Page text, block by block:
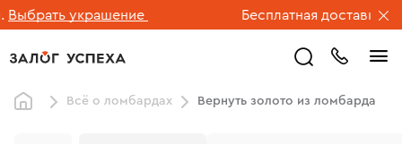
украшение Бесплатная доставка
Всё о ломбардах Вернуть золото из ломбарда